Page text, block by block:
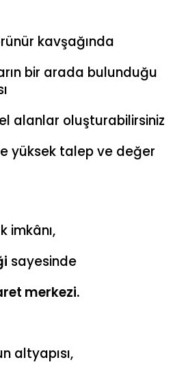
kavşağında
bir arada bulunduğu
alanlar oluşturabilirsiniz
yüksek talep ve değer
imkânı,
sayesinde
merkezi.
altyapısı,